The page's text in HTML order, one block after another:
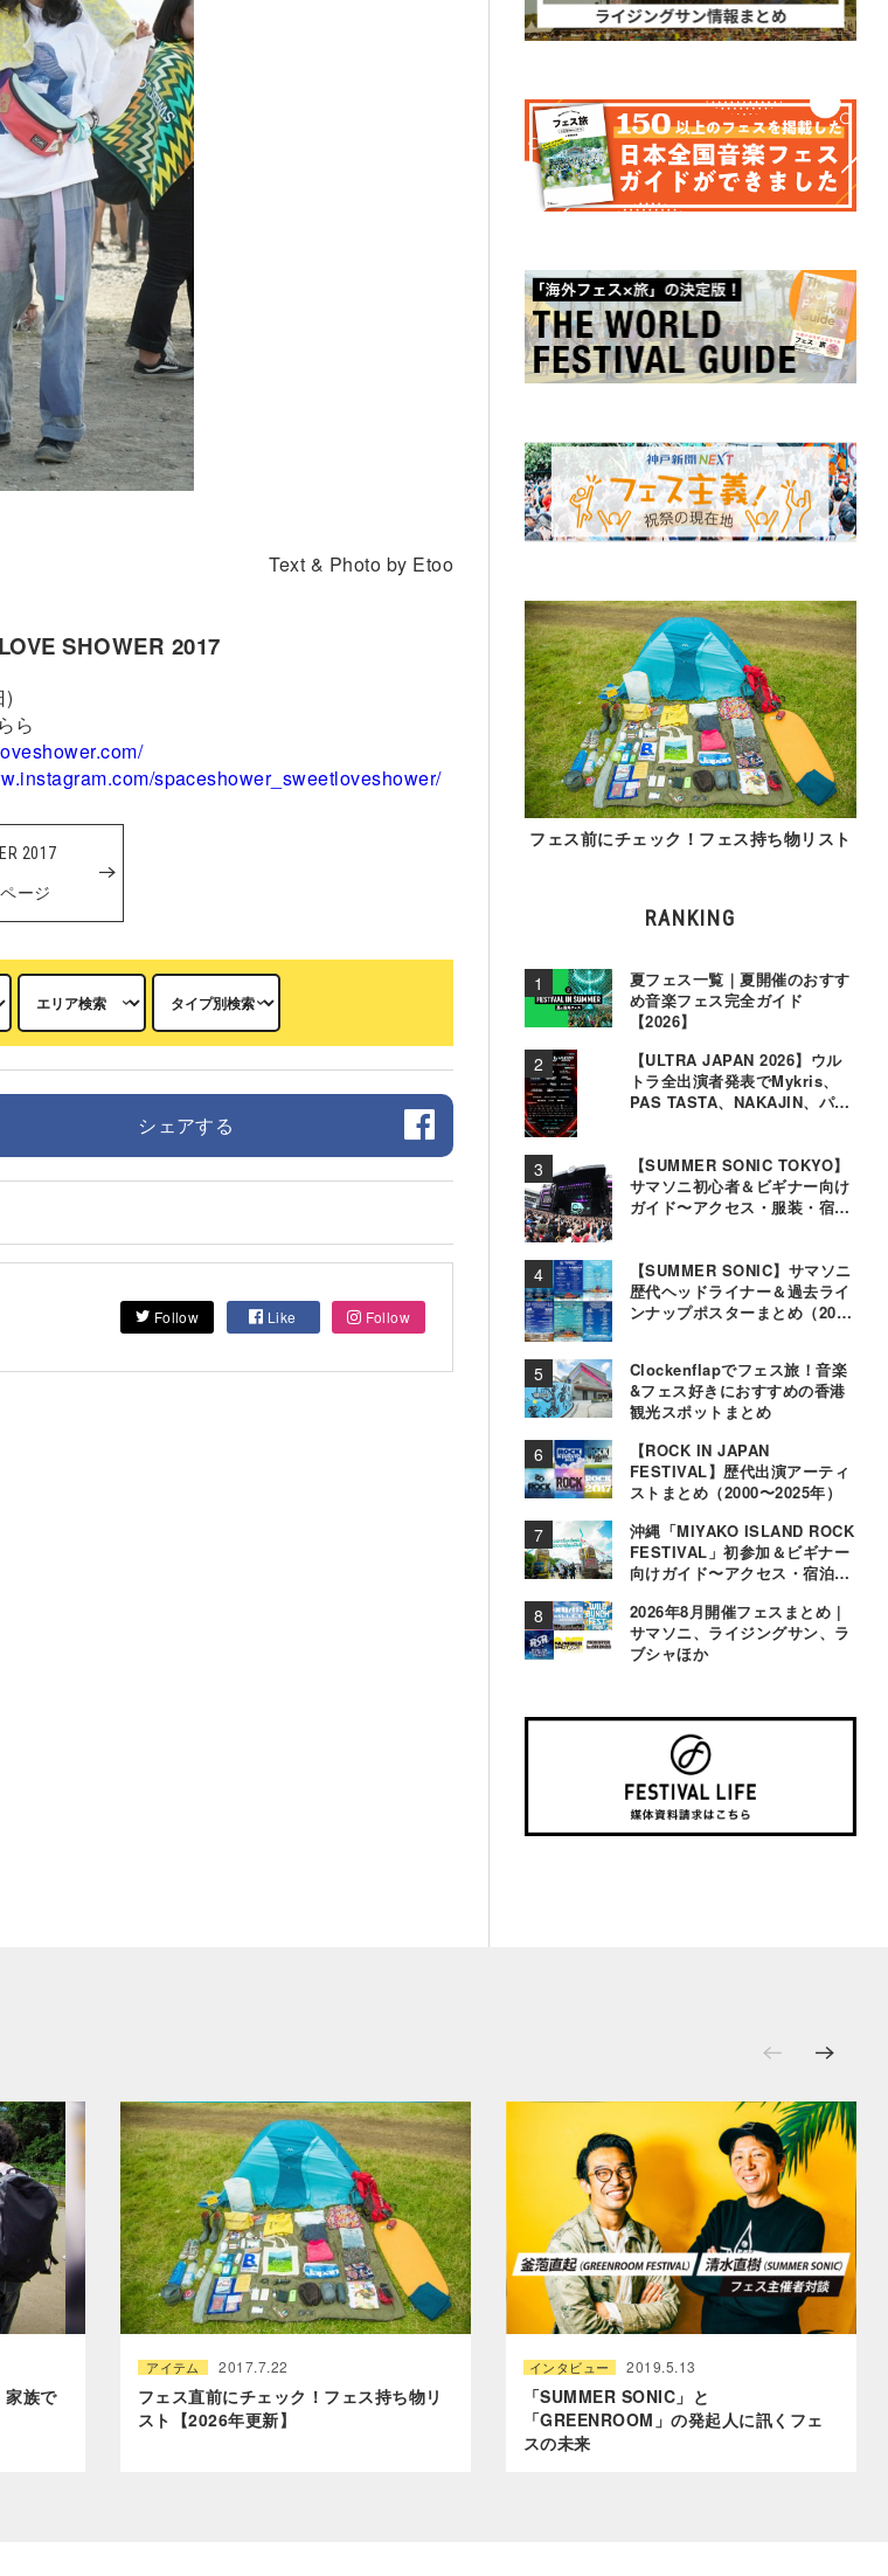
Text & Photo by Etoo
SHOWER 2017
)
ら
spaceshower_sweetloveshower/
2017
ページ
シェアする
Follow Like Follow
フェス前にチェック！フェス持ち物リスト
RANKING
夏フェス一覧｜夏開催のおすす
め音楽フェス完全ガイド
【2026】
【ULTRA JAPAN 2026】ウル
トラ全出演者発表でMykris、
PAS TASTA、NAKAJIN、パソ
【SUMMER SONIC TOKYO】
サマソニ初心者＆ビギナー向け
ガイド〜アクセス・服装・宿泊
【SUMMER SONIC】サマソニ
歴代ヘッドライナー＆過去ライ
ンナップポスターまとめ（2000
Clockenflapでフェス旅！音楽
&フェス好きにおすすめの香港
観光スポットまとめ
【ROCK IN JAPAN
FESTIVAL】歴代出演アーティ
ストまとめ（2000〜2025年）
沖縄「MIYAKO ISLAND ROCK
FESTIVAL」初参加＆ビギナー
向けガイド〜アクセス・宿泊・
2026年8月開催フェスまとめ |
サマソニ、ライジングサン、ラ
ブシャほか
家族で
アイテム 2017.7.22
フェス直前にチェック！フェス持ち物リ
スト【2026年更新】
インタビュー 2019.5.13
「SUMMER SONIC」と
「GREENROOM」の発起人に訊くフェ
スの未来